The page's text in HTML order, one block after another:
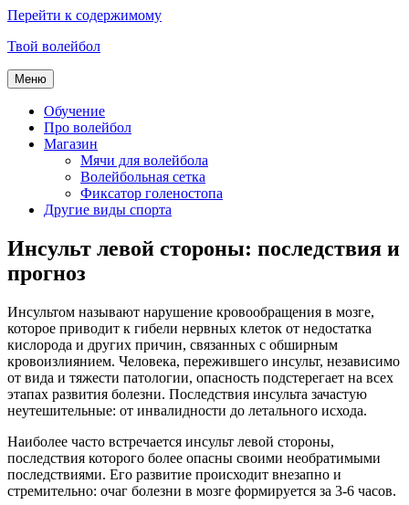
Перейти к содержимому
Твой волейбол
Меню
Обучение
Про волейбол
Магазин
Мячи для волейбола
Волейбольная сетка
Фиксатор голеностопа
Другие виды спорта
Инсульт левой стороны: последствия и
прогноз
Инсультом называют нарушение кровообращения в мозге,
которое приводит к гибели нервных клеток от недостатка
кислорода и других причин, связанных с обширным
кровоизлиянием. Человека, пережившего инсульт, независимо
от вида и тяжести патологии, опасность подстерегает на всех
этапах развития болезни. Последствия инсульта зачастую
неутешительные: от инвалидности до летального исхода.
Наиболее часто встречается инсульт левой стороны,
последствия которого более опасны своими необратимыми
последствиями. Его развитие происходит внезапно и
стремительно: очаг болезни в мозге формируется за 3-6 часов.